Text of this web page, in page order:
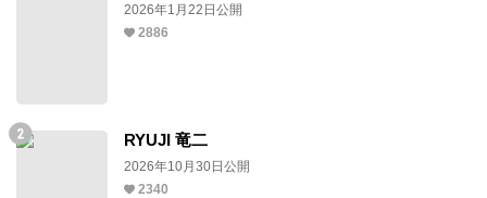
2026年1月22日公開
2886
RYUJI 竜二
2026年10月30日公開
2340